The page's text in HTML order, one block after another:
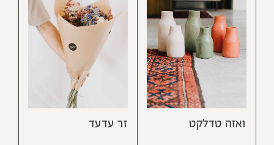
ואזה טדלקט זר עדעד